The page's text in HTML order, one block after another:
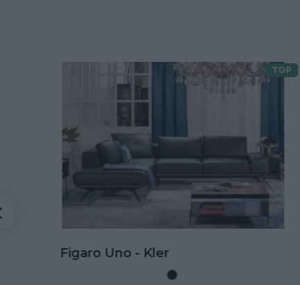
TOP
Doprava zdarma
Kožená rohová sedačka Goya s
rozkladom na spanie